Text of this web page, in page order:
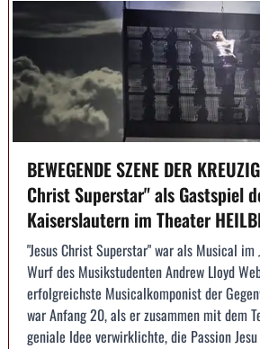
BEWEGENDE SZENE DER
Christ Superstar" als Gastspiel
Kaiserslautern im Theater
"Jesus Christ Superstar" war als Musical im
Wurf des Musikstudenten Andrew Lloyd
erfolgreichste Musicalkomponist der
war Anfang 20, als er zusammen mit dem
geniale Idee verwirklichte, die Passion